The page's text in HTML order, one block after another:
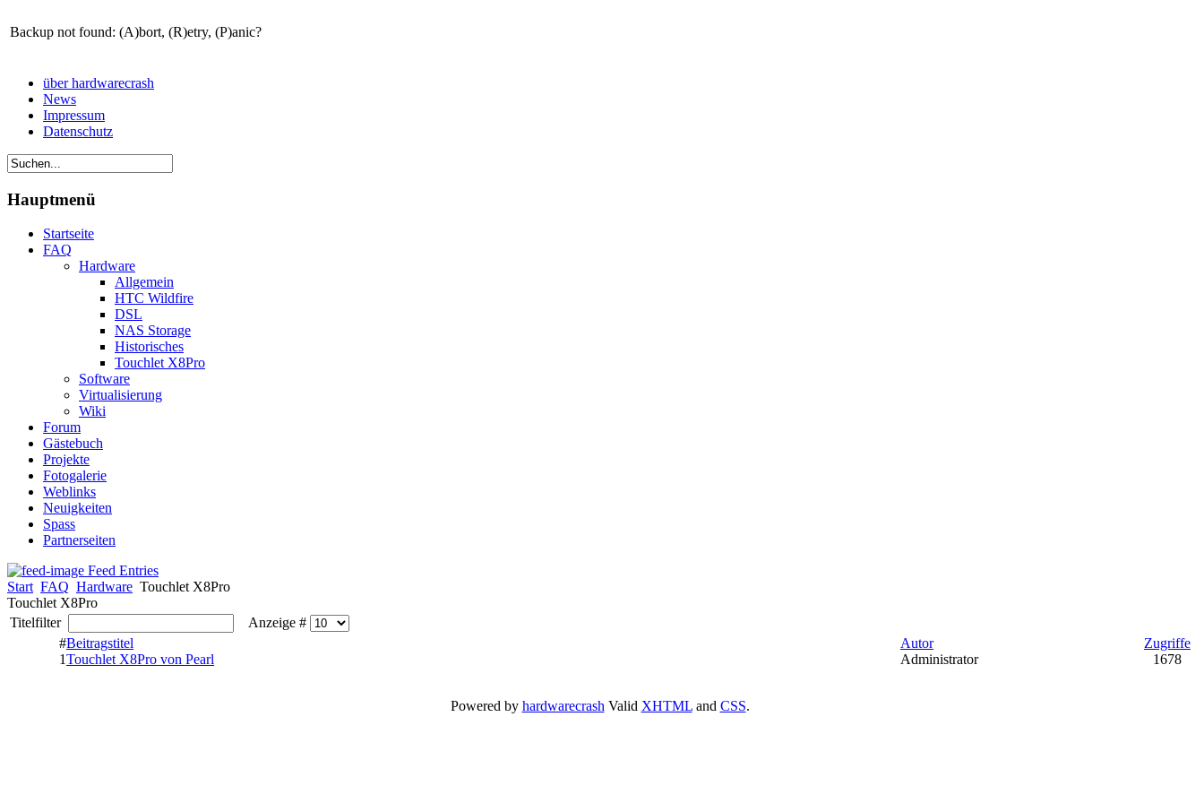
Backup not found: (A)bort, (R)etry, (P)anic?
über hardwarecrash
News
Impressum
Datenschutz
Hauptmenü
Startseite
FAQ
Hardware
Allgemein
HTC Wildfire
DSL
NAS Storage
Historisches
Touchlet X8Pro
Software
Virtualisierung
Wiki
Forum
Gästebuch
Projekte
Fotogalerie
Weblinks
Neuigkeiten
Spass
Partnerseiten
Feed Entries
Start FAQ Hardware Touchlet X8Pro
Touchlet X8Pro
Titelfilter
Anzeige #
#Beitragstitel Autor
Zugriffe
1Touchlet X8Pro von Pearl Administrator 1678
Powered by hardwarecrashValid XHTMLand CSS.